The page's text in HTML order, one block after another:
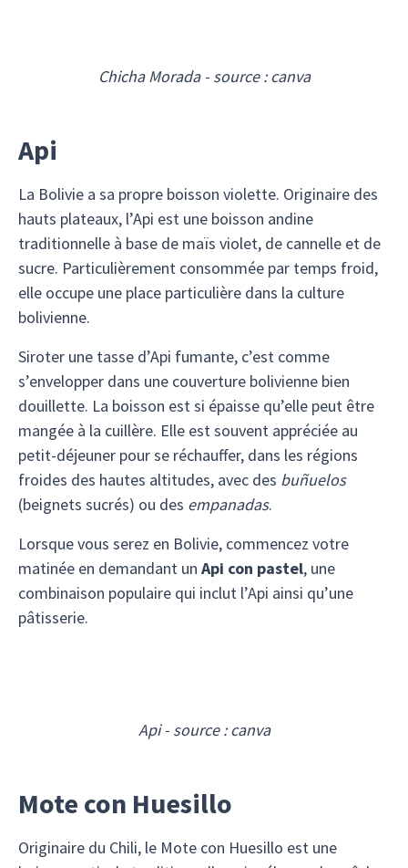
Chicha Morada - source : canva
Api
La Bolivie a sa propre boisson violette. Originaire des
hauts plateaux, l’Api est une boisson andine
traditionnelle à base de maïs violet, de cannelle et de
sucre. Particulièrement consommée par temps froid,
elle occupe une place particulière dans la culture
bolivienne.
Siroter une tasse d’Api fumante, c’est comme
s’envelopper dans une couverture bolivienne bien
douillette. La boisson est si épaisse qu’elle peut être
mangée à la cuillère. Elle est souvent appréciée au
petit-déjeuner pour se réchauffer, dans les régions
froides des hautes altitudes, avec des buñuelos
(beignets sucrés) ou des empanadas.
Lorsque vous serez en Bolivie, commencez votre
matinée en demandant un Api con pastel, une
combinaison populaire qui inclut l’Api ainsi qu’une
pâtisserie.
Api - source : canva
Mote con Huesillo
Originaire du Chili, le Mote con Huesillo est une